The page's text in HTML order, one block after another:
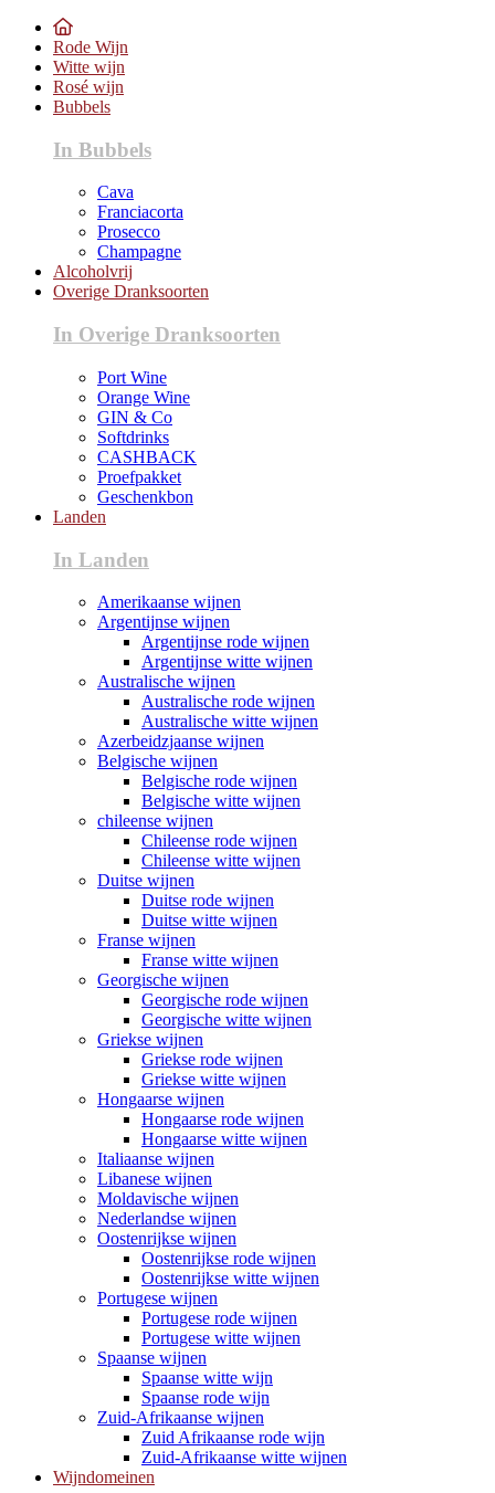
Rode Wijn
Witte wijn
Rosé wijn
Bubbels
In Bubbels
Cava
Franciacorta
Prosecco
Champagne
Alcoholvrij
Overige Dranksoorten
In Overige Dranksoorten
Port Wine
Orange Wine
GIN & Co
Softdrinks
CASHBACK
Proefpakket
Geschenkbon
Landen
In Landen
Amerikaanse wijnen
Argentijnse wijnen
Argentijnse rode wijnen
Argentijnse witte wijnen
Australische wijnen
Australische rode wijnen
Australische witte wijnen
Azerbeidzjaanse wijnen
Belgische wijnen
Belgische rode wijnen
Belgische witte wijnen
chileense wijnen
Chileense rode wijnen
Chileense witte wijnen
Duitse wijnen
Duitse rode wijnen
Duitse witte wijnen
Franse wijnen
Franse witte wijnen
Georgische wijnen
Georgische rode wijnen
Georgische witte wijnen
Griekse wijnen
Griekse rode wijnen
Griekse witte wijnen
Hongaarse wijnen
Hongaarse rode wijnen
Hongaarse witte wijnen
Italiaanse wijnen
Libanese wijnen
Moldavische wijnen
Nederlandse wijnen
Oostenrijkse wijnen
Oostenrijkse rode wijnen
Oostenrijkse witte wijnen
Portugese wijnen
Portugese rode wijnen
Portugese witte wijnen
Spaanse wijnen
Spaanse witte wijn
Spaanse rode wijn
Zuid-Afrikaanse wijnen
Zuid Afrikaanse rode wijn
Zuid-Afrikaanse witte wijnen
Wijndomeinen